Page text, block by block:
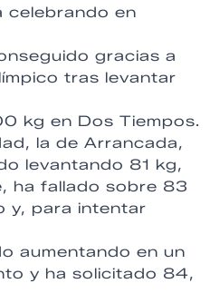
celebrando en
gracias a
tras levantar
kg en Dos Tiempos.
la de Arrancada,
levantando 81 kg,
ha fallado sobre 83
y, para intentar
aumentando en un
y ha solicitado 84,